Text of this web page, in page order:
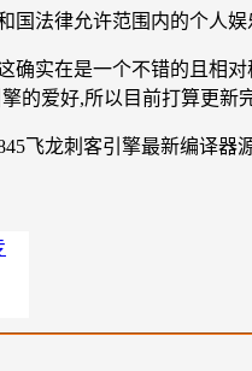
国法律允许范围内的个人
确实在是一个不错的且相
的爱好,所以目前打算更新